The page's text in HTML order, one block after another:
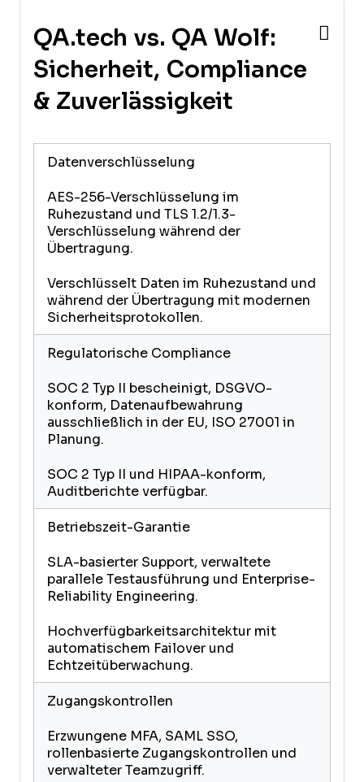
QA.tech vs. QA Wolf:
Sicherheit, Compliance
& Zuverlässigkeit
Datenverschlüsselung
AES-256-Verschlüsselung im
Ruhezustand und TLS 1.2/1.3-
Verschlüsselung während der
Übertragung.
Verschlüsselt Daten im Ruhezustand und
während der Übertragung mit modernen
Sicherheitsprotokollen.
Regulatorische Compliance
SOC 2 Typ II bescheinigt, DSGVO-
konform, Datenaufbewahrung
ausschließlich in der EU, ISO 27001 in
Planung.
SOC 2 Typ II und HIPAA-konform,
Auditberichte verfügbar.
Betriebszeit-Garantie
SLA-basierter Support, verwaltete
parallele Testausführung und Enterprise-
Reliability Engineering.
Hochverfügbarkeitsarchitektur mit
automatischem Failover und
Echtzeitüberwachung.
Zugangskontrollen
Erzwungene MFA, SAML SSO,
rollenbasierte Zugangskontrollen und
verwalteter Teamzugriff.